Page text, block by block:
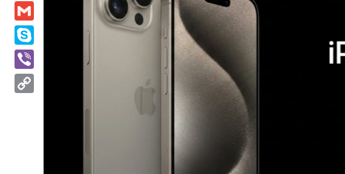
Messenger
Gmail
Skype
Viber